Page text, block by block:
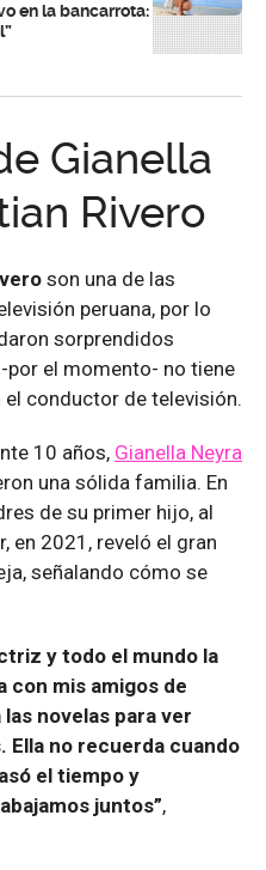
en la bancarrota:
Gianella
Rivero
son una de las
peruana, por lo
sorprendidos
por el momento- no tiene
conductor de televisión.
10 años, Gianella Neyra
una sólida familia. En
de su primer hijo, al
en 2021, reveló el gran
señalando cómo se
y todo el mundo la
con mis amigos de
novelas para ver
Ella no recuerda cuando
el tiempo y
juntos”,